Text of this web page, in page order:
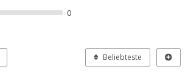
0
Beliebteste